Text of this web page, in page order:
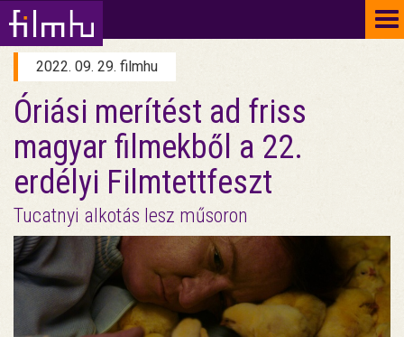
2022. 09. 29. filmhu
Óriási merítést ad friss
magyar filmekből a 22.
erdélyi Filmtettfeszt
Tucatnyi alkotás lesz műsoron